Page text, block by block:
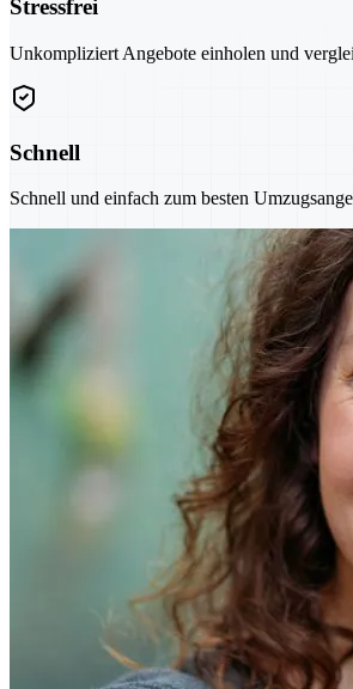
Stressfrei
Unkompliziert Angebote einholen und
Schnell
Schnell und einfach zum besten